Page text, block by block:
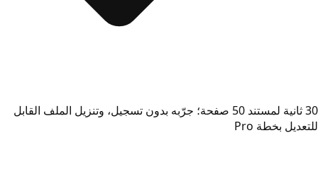
30 ثانية لمستند 50 صفحة؛ جرّبه بدون تسجيل، وتنزيل الملف القابل
للتعديل بخطة Pro